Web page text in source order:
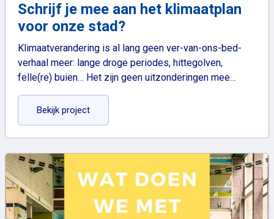
Schrijf je mee aan het klimaatplan
voor onze stad?
Klimaatverandering is al lang geen ver-van-ons-bed-
verhaal meer: lange droge periodes, hittegolven,
felle(re) buien… Het zijn geen uitzonderingen mee…
Bekijk project: Schrijf je mee aan het klimaatplan voor